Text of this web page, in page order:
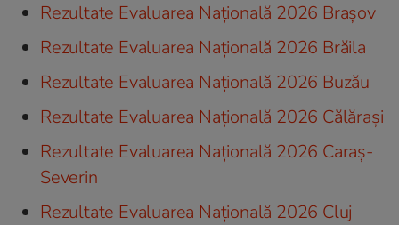
Rezultate Evaluarea Națională 2026 Brașov
Rezultate Evaluarea Națională 2026 Brăila
Rezultate Evaluarea Națională 2026 Buzău
Rezultate Evaluarea Națională 2026 Călărași
Rezultate Evaluarea Națională 2026 Caraș-
Severin
Rezultate Evaluarea Națională 2026 Cluj